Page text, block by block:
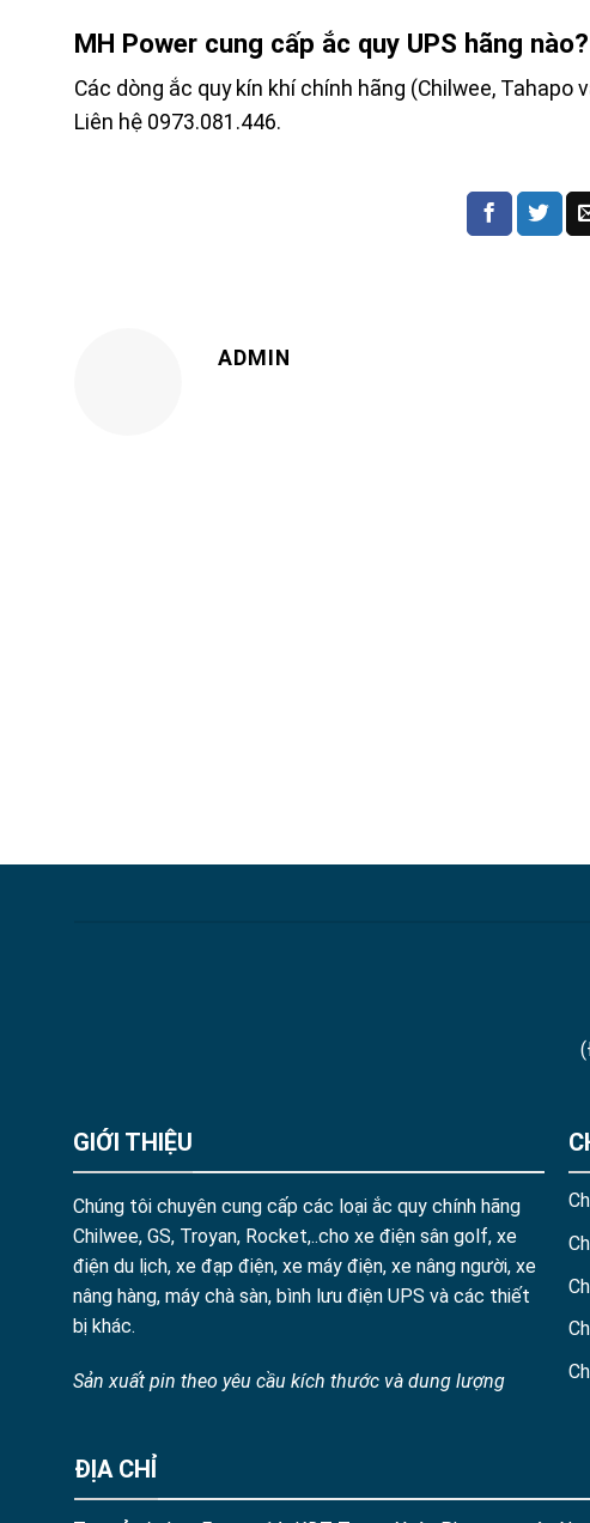
MH Power cung cấp ắc quy UPS hãng nào?
Các dòng ắc quy kín khí chính hãng (Chilwee,
Liên hệ 0973.081.446.
ADMIN
GIỚI THIỆU
Chúng tôi chuyên cung cấp các loại ắc quy chính hãng
Chilwee, GS, Troyan, Rocket,..cho xe điện sân golf, xe
điện du lịch, xe đạp điện, xe máy điện, xe nâng người, xe
nâng hàng, máy chà sàn, bình lưu điện UPS và các thiết
bị khác.
Sản xuất pin theo yêu cầu kích thước và dung lượng
ĐỊA CHỈ